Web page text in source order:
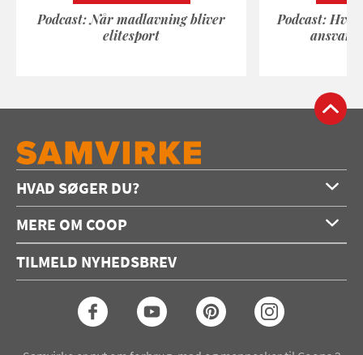
Podcast: Når madlavning bliver
elitesport
Podcast:
HVAD SØGER DU?
Opskrifter
Konkurrencer
Seneste Samvirke-magasin
MERE OM COOP
Annoncering
Coop medlem
TILMELD NYHEDSBREV